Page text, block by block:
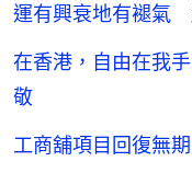
運有興衰地有褪氣
在香港，自由在我
敬
工商舖項目回復無